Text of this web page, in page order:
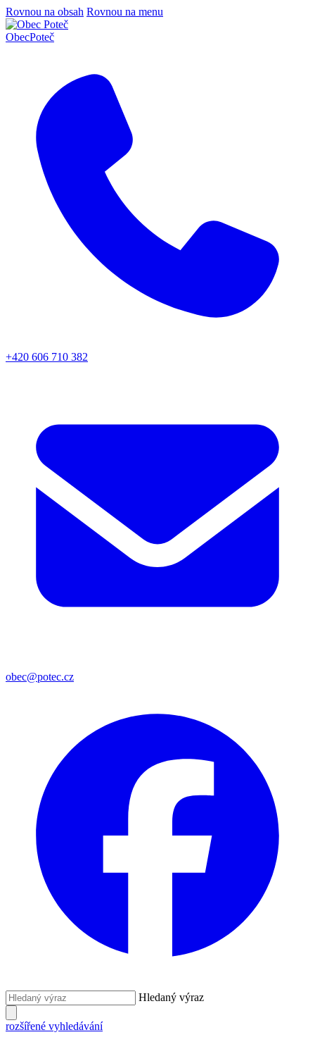
Rovnou na obsah Rovnou na menu
ObecPoteč
+420 606 710 382
obec@potec.cz
Hledaný výraz
rozšířené vyhledávání